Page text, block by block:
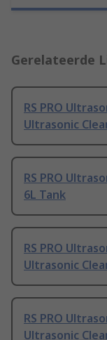
Gerelateerde
RS PRO
Ultrasonic
RS PRO
6L Tank
RS PRO
Ultrasonic
RS PRO
Ultrasonic